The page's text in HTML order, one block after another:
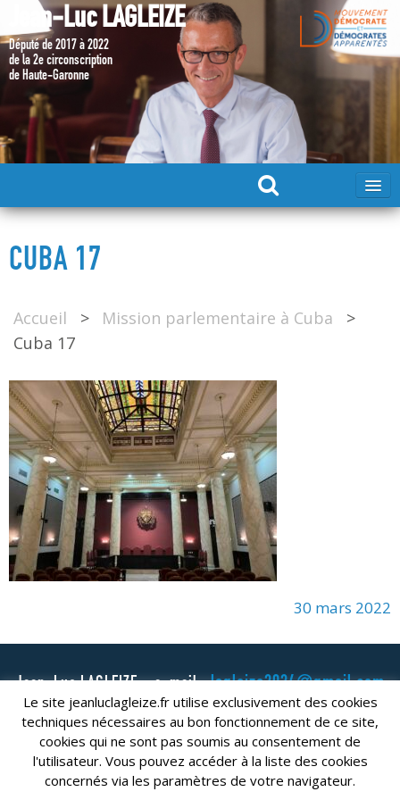
Jean-Luc LAGLEIZE
Député de 2017 à 2022
de la 2e circonscription
de Haute-Garonne
DÉPUTÉ 2017 – 2022
MES ACTIONS 2017 – 2022
CUBA 17
Accueil > Mission parlementaire à Cuba
>
Cuba 17
30 mars 2022
Jean-Luc LAGLEIZE - e-mail :lagleize2024@gmail.com
Mentions Légales- Copyright © 2024. Tous droits réservés.
Le site jeanluclagleize.fr utilise exclusivement des cookies
techniques nécessaires au bon fonctionnement de ce site,
cookies qui ne sont pas soumis au consentement de
l'utilisateur. Vous pouvez accéder à la liste des cookies
concernés via les paramètres de votre navigateur.